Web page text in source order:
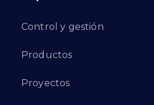
Control y gestión
Productos
Proyectos